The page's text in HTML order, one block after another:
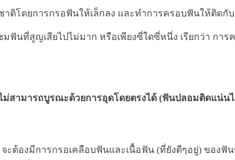
โดยการกรอฟันให้เล็กลง และทำการครอบฟันให้ติดกั
นที่สูญเสียไปไม่มาก หรือเพียงซี่ใดซี่หนึ่ง เรียกว่า กา
สามารถบูรณะด้วยการอุดโดยตรงได้ (ฟันปลอมติดแน่
ต้องมีการกรอเคลือบฟันและเนื้อฟัน (ที่ยังดีๆอยู่) ของฟัน